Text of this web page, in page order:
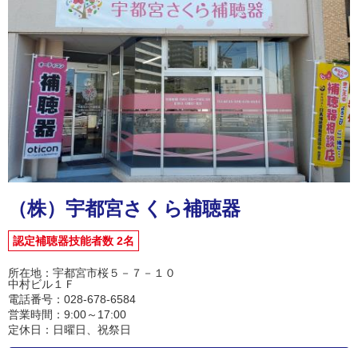
（株）宇都宮さくら補聴器
認定補聴器技能者数 2名
所在地：宇都宮市桜５－７－１０
中村ビル１Ｆ
電話番号：028-678-6584
営業時間：9:00～17:00
定休日：日曜日、祝祭日